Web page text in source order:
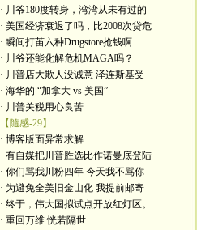
· 川爷180度转身，湾湾从未有过的
· 美国经济衰退了吗，比2008次贷危
· 瞬间打苖六种Drugstore抢钱啊
· 川爷还能化解危机MAGA吗？
· 川普店大欺人没诚意 泽连斯基受
· 海华的 “加拿大 vs 美国”
· 川普关税用心良苦
【隨感-29】
· 博客版面异常求解
· 有自媒把川普胜选比作诺曼底登陆
· 你们骂我川粉四年 今天我不骂你
· 为避免全美旧金山化 我提前邮寄
· 终于，伟大国拟试点开放红灯区。
· 重回万维 恍若隔世